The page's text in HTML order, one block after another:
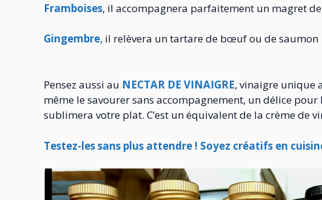
Framboises, il accompagnera parfaitement un magret
Gingembre, il relèvera un tartare de bœuf ou de saumon
Pensez aussi au NECTAR DE VINAIGRE, vinaigre unique
même le savourer sans accompagnement, un délice
sublimera votre plat. C’est un équivalent de la crème
Testez-les sans plus attendre ! Soyez créatifs en